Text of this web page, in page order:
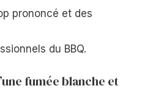
prononcé et des
du BBQ.
fumée blanche et